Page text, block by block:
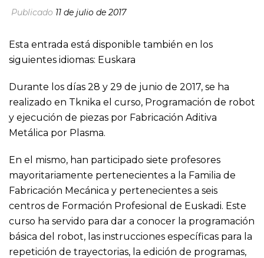
Publicado 11 de julio de 2017
Esta entrada está disponible también en los
siguientes idiomas: Euskara
Durante los días 28 y 29 de junio de 2017, se ha
realizado en Tknika el curso, Programación de robot
y ejecución de piezas por Fabricación Aditiva
Metálica por Plasma.
En el mismo, han participado siete profesores
mayoritariamente pertenecientes a la Familia de
Fabricación Mecánica y pertenecientes a seis
centros de Formación Profesional de Euskadi. Este
curso ha servido para dar a conocer la programación
básica del robot, las instrucciones específicas para la
repetición de trayectorias, la edición de programas,